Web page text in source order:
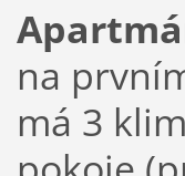
na
má 3